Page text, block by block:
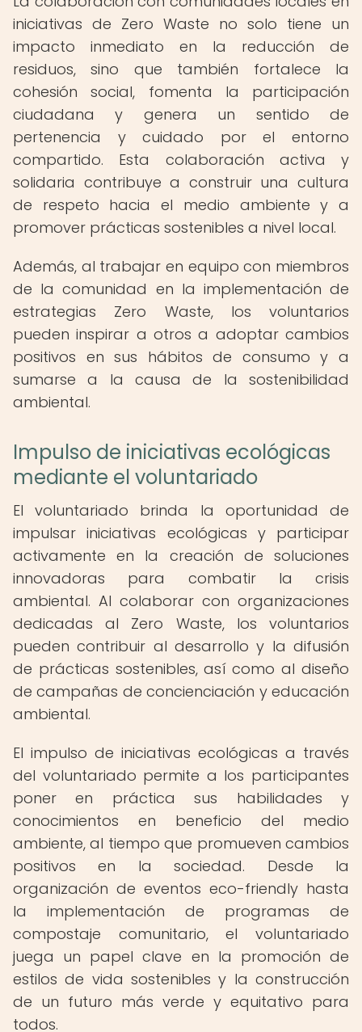
iniciativas de Zero Waste no solo tiene un
impacto inmediato en la reducción de
residuos, sino que también fortalece la
cohesión social, fomenta la participación
ciudadana y genera un sentido de
pertenencia y cuidado por el entorno
compartido. Esta colaboración activa y
solidaria contribuye a construir una cultura
de respeto hacia el medio ambiente y a
promover prácticas sostenibles a nivel local.
Además, al trabajar en equipo con miembros
de la comunidad en la implementación de
estrategias Zero Waste, los voluntarios
pueden inspirar a otros a adoptar cambios
positivos en sus hábitos de consumo y a
sumarse a la causa de la sostenibilidad
ambiental.
Impulso de iniciativas ecológicas
mediante el voluntariado
El voluntariado brinda la oportunidad de
impulsar iniciativas ecológicas y participar
activamente en la creación de soluciones
innovadoras para combatir la crisis
ambiental. Al colaborar con organizaciones
dedicadas al Zero Waste, los voluntarios
pueden contribuir al desarrollo y la difusión
de prácticas sostenibles, así como al diseño
de campañas de concienciación y educación
ambiental.
El impulso de iniciativas ecológicas a través
del voluntariado permite a los participantes
poner en práctica sus habilidades y
conocimientos en beneficio del medio
ambiente, al tiempo que promueven cambios
positivos en la sociedad. Desde la
organización de eventos eco-friendly hasta
la implementación de programas de
compostaje comunitario, el voluntariado
juega un papel clave en la promoción de
estilos de vida sostenibles y la construcción
de un futuro más verde y equitativo para
todos.